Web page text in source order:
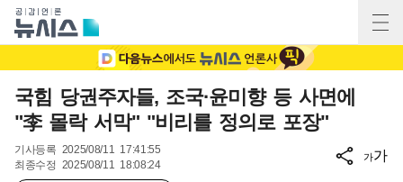
국힘 당권주자들, 조국·윤미향 등 사면에
"李 몰락 서막" "비리를 정의로 포장"
기사등록 2025/08/11 17:41:55
최종수정 2025/08/11 18:08:24
가가